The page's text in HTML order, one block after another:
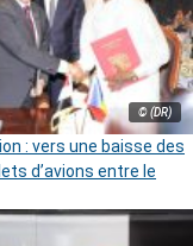
© (DR)
: vers une baisse des
d’avions entre le